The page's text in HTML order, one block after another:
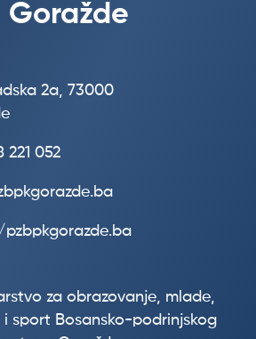
Goražde
2a, 73000
221 052
za obrazovanje, mlade,
i sport Bosansko-podrinjskog